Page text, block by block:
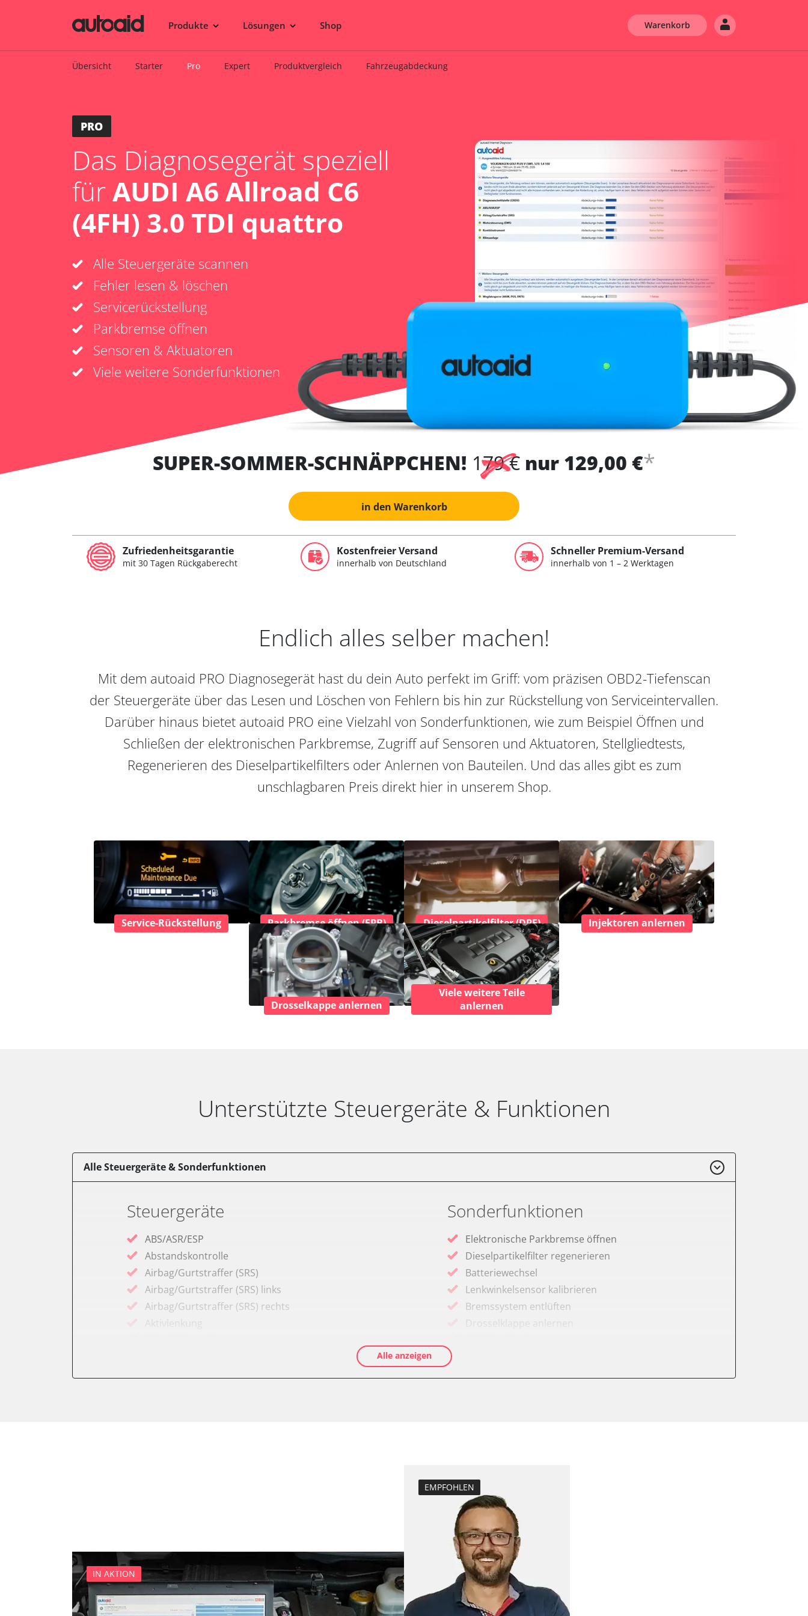
Produkte Lösungen Shop Warenkorb
Übersicht Starter Pro Expert Produktvergleich Fahrzeugabdeckung
PRO
Das Diagnosegerät speziell
fürAUDI A6 Allroad C6
(4FH) 3.0 TDI quattro
Alle Steuergeräte scannen
Fehler lesen & löschen
Servicerückstellung
Parkbremse öffnen
Sensoren & Aktuatoren
Viele weitere Sonderfunktionen
SUPER-SOMMER-SCHNÄPPCHEN! 179 € nur 129,00 €*
in den Warenkorb
Zufriedenheitsgarantie
mit 30 Tagen Rückgaberecht
Kostenfreier Versand
innerhalb von Deutschland
Schneller Premium-Versand
innerhalb von 1 – 2 Werktagen
Endlich alles selber machen!
Mit dem autoaid PRO Diagnosegerät hast du dein Auto perfekt im Griff: vom präzisen OBD2-Tiefenscan
der Steuergeräte über das Lesen und Löschen von Fehlern bis hin zur Rückstellung von Serviceintervallen.
Darüber hinaus bietet autoaid PRO eine Vielzahl von Sonderfunktionen, wie zum Beispiel Öffnen und
Schließen der elektronischen Parkbremse, Zugriff auf Sensoren und Aktuatoren, Stellgliedtests,
Regenerieren des Dieselpartikelfilters oder Anlernen von Bauteilen. Und das alles gibt es zum
unschlagbaren Preis direkt hier in unserem Shop.
Service-Rückstellung Parkbremse öffnen (EPB) Dieselpartikelfilter (DPF) Injektoren anlernen
Drosselkappe anlernen
Viele weitere Teile
anlernen
Unterstützte Steuergeräte & Funktionen
Alle Steuergeräte & Sonderfunktionen
Steuergeräte
ABS/ASR/ESP
Abstandskontrolle
Airbag/Gurtstraffer (SRS)
Airbag/Gurtstraffer (SRS) links
Airbag/Gurtstraffer (SRS) rechts
Aktivlenkung
Fernlichtassistent
Feststellbremse (EPB / SBC)
Gateway
Getriebesteuerung
Sonderfunktionen
Elektronische Parkbremse öffnen
Dieselpartikelfilter regenerieren
Batteriewechsel
Lenkwinkelsensor kalibrieren
Bremssystem entlüften
Drosselklappe anlernen
Dieselpartikelfilter wechseln
Differenzdruck Sensor anlernen
Einspritzdüsen anlernen
Elektronische Parkbremse schließen
Grundeinstellung
Injektor Adaptionswerte zurücksetzen
Injektoren einstellen
Kodierung der Reifendruckvariante
Alle anzeigen
IN AKTION
EMPFOHLEN